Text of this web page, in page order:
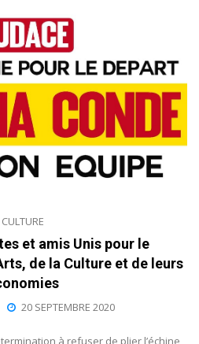
CULTURE
et amis Unis pour le
de la Culture et de leurs
20 SEPTEMBRE 2020
à refuser de plier l’échine